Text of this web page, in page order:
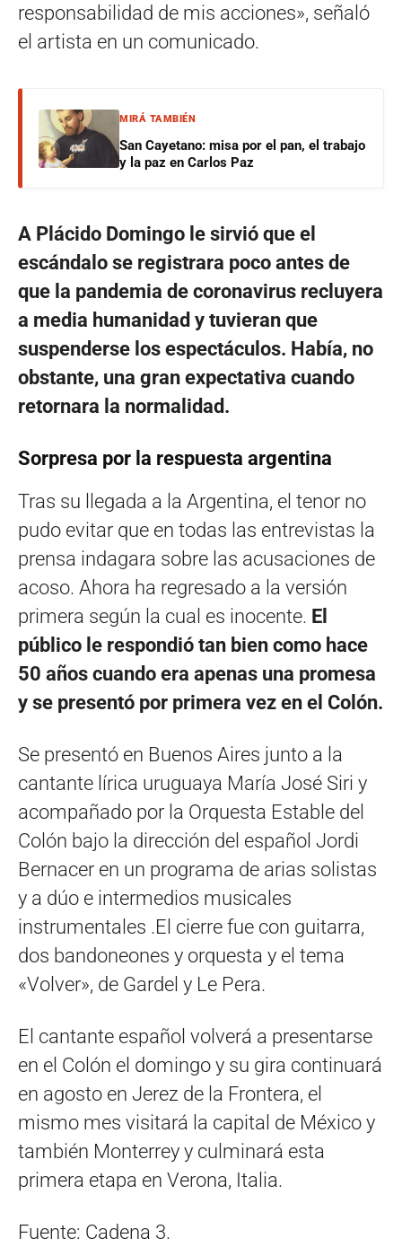
responsabilidad de mis acciones», señaló
el artista en un comunicado.
MIRÁ TAMBIÉN
San Cayetano: misa por el pan, el trabajo
y la paz en Carlos Paz
A Plácido Domingo le sirvió que el
escándalo se registrara poco antes de
que la pandemia de coronavirus recluyera
a media humanidad y tuvieran que
suspenderse los espectáculos. Había, no
obstante, una gran expectativa cuando
retornara la normalidad.
Sorpresa por la respuesta argentina
Tras su llegada a la Argentina, el tenor no
pudo evitar que en todas las entrevistas la
prensa indagara sobre las acusaciones de
acoso. Ahora ha regresado a la versión
primera según la cual es inocente. El
público le respondió tan bien como hace
50 años cuando era apenas una promesa
y se presentó por primera vez en el Colón.
Se presentó en Buenos Aires junto a la
cantante lírica uruguaya María José Siri y
acompañado por la Orquesta Estable del
Colón bajo la dirección del español Jordi
Bernacer en un programa de arias solistas
y a dúo e intermedios musicales
instrumentales .El cierre fue con guitarra,
dos bandoneones y orquesta y el tema
«Volver», de Gardel y Le Pera.
El cantante español volverá a presentarse
en el Colón el domingo y su gira continuará
en agosto en Jerez de la Frontera, el
mismo mes visitará la capital de México y
también Monterrey y culminará esta
primera etapa en Verona, Italia.
Fuente: Cadena 3.